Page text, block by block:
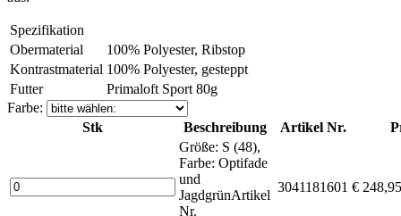
Spezifikation
Obermaterial
100% Polyester, Ribstop
Kontrastmaterial 100% Polyester, gesteppt
Futter
Primaloft Sport 80g
Farbe:
Stk
Beschreibung Artikel Nr.
Größe: S (48),
Farbe: Optifade
und
JagdgrünArtikel
Nr.
3041181601 € 248,95